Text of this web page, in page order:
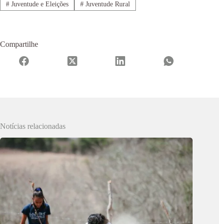
#Juventude e Eleições #Juventude Rural
Compartilhe
Notícias relacionadas